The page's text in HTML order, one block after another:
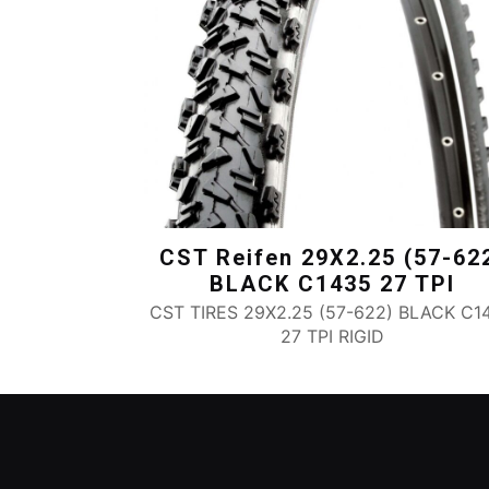
CST Reifen 29X2.25 (57-
BLACK C1435 27 TPI
CST TIRES 29X2.25 (57-622) BLACK
27 TPI RIGID